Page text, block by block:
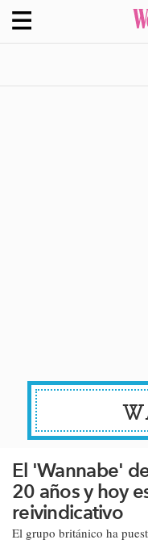
El 'Wannabe'
20 años y hoy
reivindicativo
​El grupo británico ha